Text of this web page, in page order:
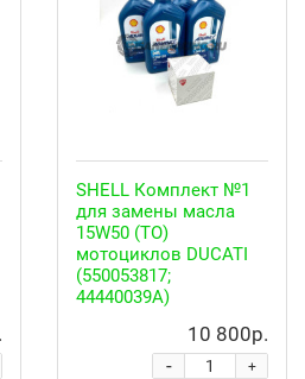
SHELL Комплект №1
для замены масла
15W50 (ТО)
мотоциклов DUCATI
(550053817;
44440039A)
10 800р.
+
-